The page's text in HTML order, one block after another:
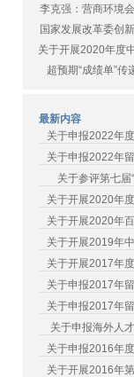
李克强：营商环境
国家发展改革委创
关于开展2020年度
超预期“成绩单”传
最新内容
关于申报2022年
关于申报2022年
关于参评第七届
关于开展2020年
关于开展2020年
关于开展2019年
关于开展2017年
关于申报2017年
关于申报2017年
关于申报海外人
关于申报2016年
关于开展2016年